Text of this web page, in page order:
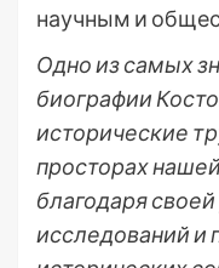
научным и
Одно из самых
биографии
исторические
просторах
благодаря
исследований и